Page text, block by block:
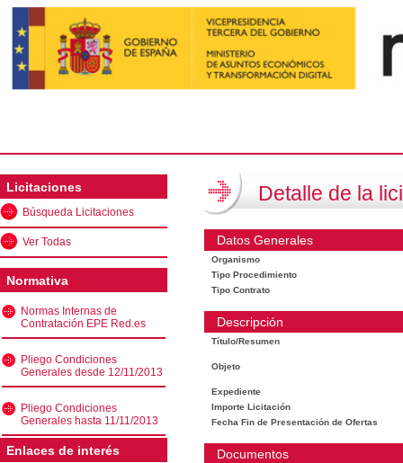
Licitaciones
Búsqueda Licitaciones
Ver Todas
Normativa
Normas Internas de
Contratación EPE Red.es
Pliego Condiciones
Generales desde 12/11/2013
Pliego Condiciones
Generales hasta 11/11/2013
Enlaces de interés
Detalle de la
Datos Generales
Organismo
Tipo Procedimiento
Tipo Contrato
Descripción
Título/Resumen
Objeto
Expediente
Importe Licitación
Fecha Fin de Presentación de Ofertas
Documentos